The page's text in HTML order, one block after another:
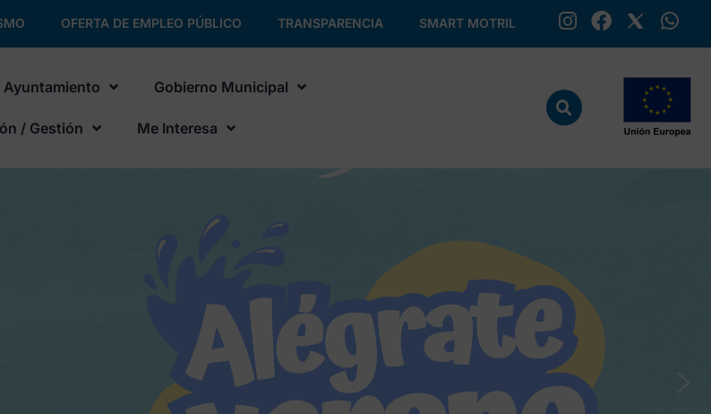
OFERTA DE EMPLEO PÚBLICO TRANSPARENCIA SMART MOTRIL
Ayuntamiento Gobierno Municipal
/ Gestión Me Interesa